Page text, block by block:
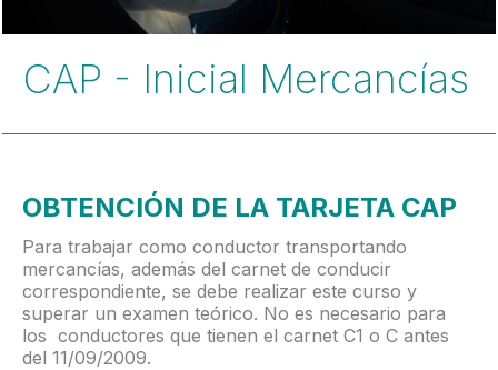
CAP - Inicial Mercancías
OBTENCIÓN DE LA TARJETA CAP
Para trabajar como conductor transportando
mercancías, además del carnet de conducir
correspondiente, se debe realizar este curso y
superar un examen teórico. No es necesario para
los conductores que tienen el carnet C1 o C antes
del 11/09/2009.